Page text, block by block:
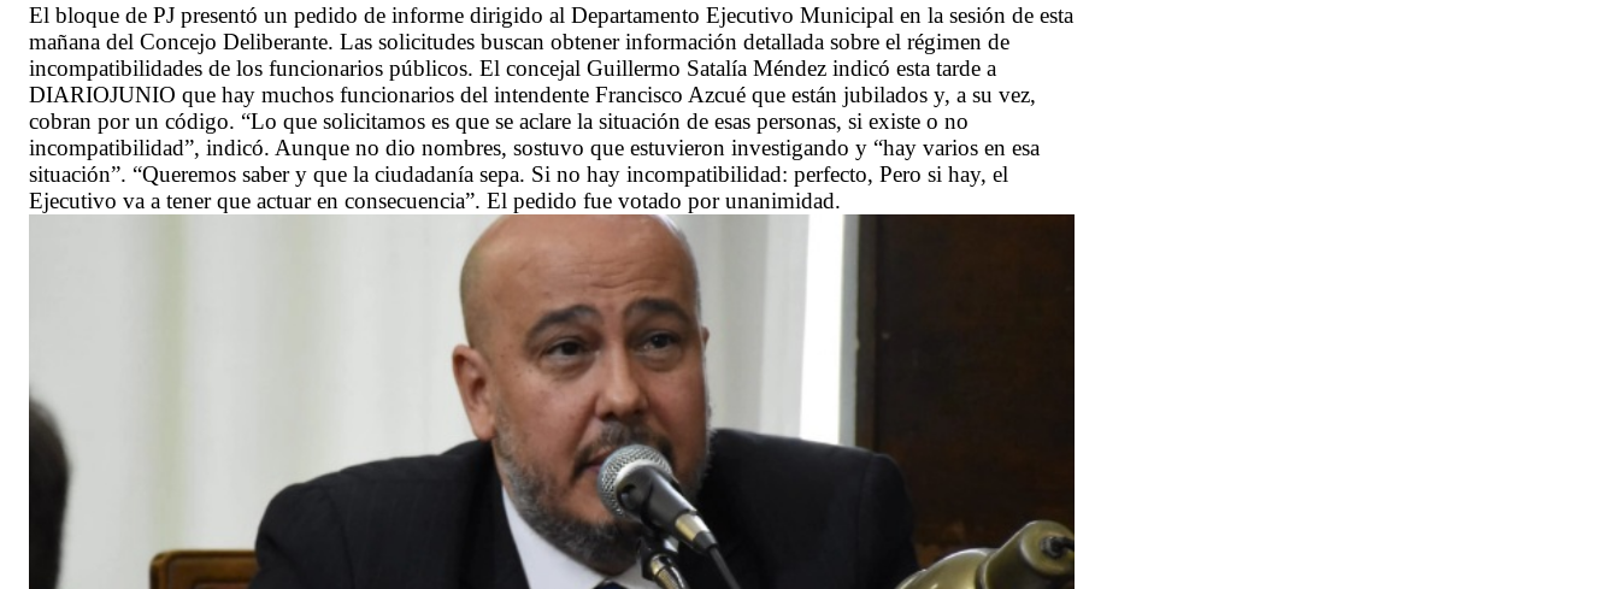
El bloque de PJ presentó un pedido de informe dirigido al Departamento Ejecutivo Municipal en la sesión de esta
mañana del Concejo Deliberante. Las solicitudes buscan obtener información detallada sobre el régimen de
incompatibilidades de los funcionarios públicos. El concejal Guillermo Satalía Méndez indicó esta tarde a
DIARIOJUNIO que hay muchos funcionarios del intendente Francisco Azcué que están jubilados y, a su vez,
cobran por un código. “Lo que solicitamos es que se aclare la situación de esas personas, si existe o no
incompatibilidad”, indicó. Aunque no dio nombres, sostuvo que estuvieron investigando y “hay varios en esa
situación”. “Queremos saber y que la ciudadanía sepa. Si no hay incompatibilidad: perfecto, Pero si hay, el
Ejecutivo va a tener que actuar en consecuencia”. El pedido fue votado por unanimidad.